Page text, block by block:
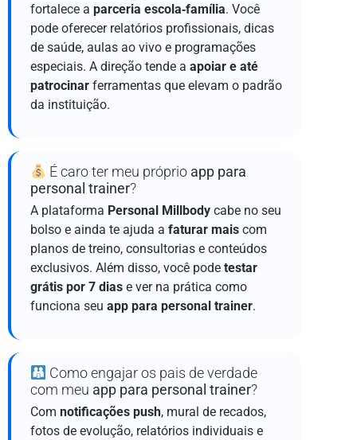
fortalece a parceria escola‑família. Você
pode oferecer relatórios profissionais, dicas
de saúde, aulas ao vivo e programações
especiais. A direção tende a apoiar e até
patrocinar ferramentas que elevam o padrão
da instituição.
É caro ter meu próprio app para
personal trainer?
A plataforma Personal Millbody cabe no seu
bolso e ainda te ajuda a faturar mais com
planos de treino, consultorias e conteúdos
exclusivos. Além disso, você pode testar
grátis por 7 dias e ver na prática como
funciona seu app para personal trainer.
Como engajar os pais de verdade
com meu app para personal trainer?
Com notificações push, mural de recados,
fotos de evolução, relatórios individuais e